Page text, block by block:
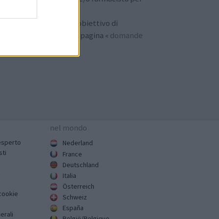
vuoi sapere di più sull'obiettivo di
, consulta la pagina « domande
nel mondo
Nederland
France
Deutschland
Italia
Österreich
Schweiz
España